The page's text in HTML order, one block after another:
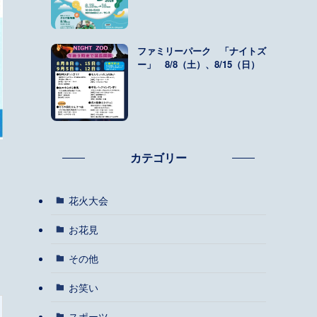
ファミリーパーク 「ナイトズ
ー」 8/8（土）、8/15（日）
カテゴリー
花火大会
お花見
その他
お笑い